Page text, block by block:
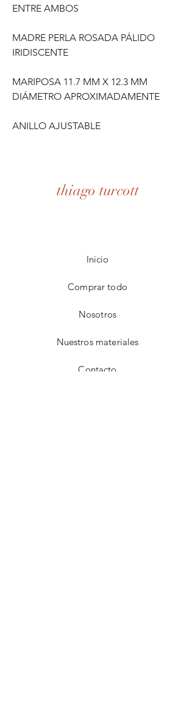
ENTRE AMBOS
MADRE PERLA ROSADA PÁLIDO
IRIDISCENTE
MARIPOSA 11.7 MM X 12.3 MM
DIÁMETRO APROXIMADAMENTE
ANILLO AJUSTABLE
thiago turcott
Inicio
Comprar todo
Nosotros
Nuestros materiales
Contacto